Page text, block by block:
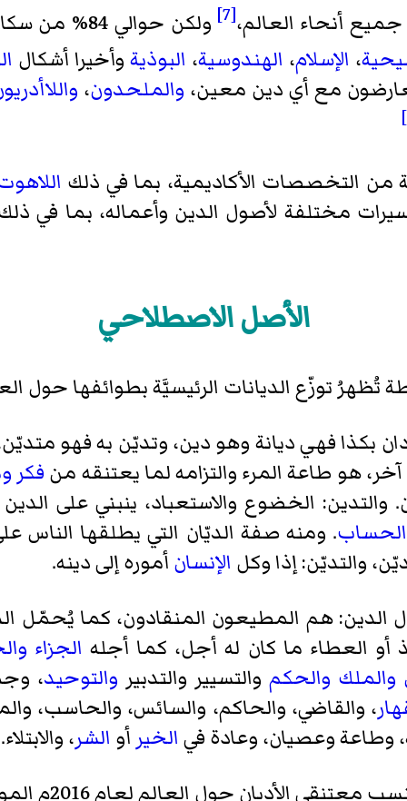
[7]
ولكن حوالي
، الإسلام، الهندوسية، البوذية وأخيرا أشكال
مع أي دين معين، والملحدون،
التخصصات الأكاديمية، بما في ذلك
مختلفة لأصول الدين وأعماله، بما في
الأصل الاصطلاحي
تُظهرُ توزّع الديانات الرئيسيَّة بطوائفها حول
فهي ديانة وهو دين، وتديّن به فهو متديّن،
هو طاعة المرء والتزامه لما يعتنقه من فكر
الخضوع والاستعباد، ينبني على الدين
الحساب. ومنه صفة الديّان التي يطلقها الناس
والتديّن: إذا وكل الإنسان أموره إلى دينه.
الدين: هم المطيعون المنقادون، كما يُحمّل
أو العطاء ما كان له أجل، كما أجله الجزاء
والملك والحكم والتسيير والتدبير والتوحيد،
، والقاضي، والحاكم، والسائس، والحاسب،
وطاعة وعصيان، وعادة في الخير أو الشر، والابتلاء.
الأديان حول العالم لعام 2016م الموافق 1436ه.